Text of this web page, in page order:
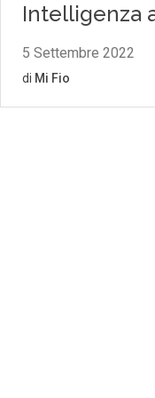
Intelligenza
5 Settembre 2022
di Mi Fio